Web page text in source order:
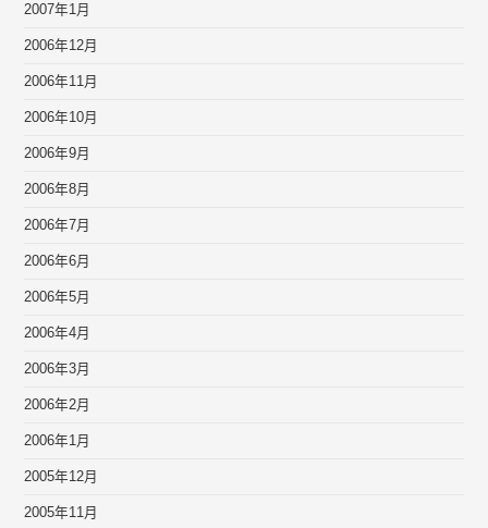
2007年1月
2006年12月
2006年11月
2006年10月
2006年9月
2006年8月
2006年7月
2006年6月
2006年5月
2006年4月
2006年3月
2006年2月
2006年1月
2005年12月
2005年11月